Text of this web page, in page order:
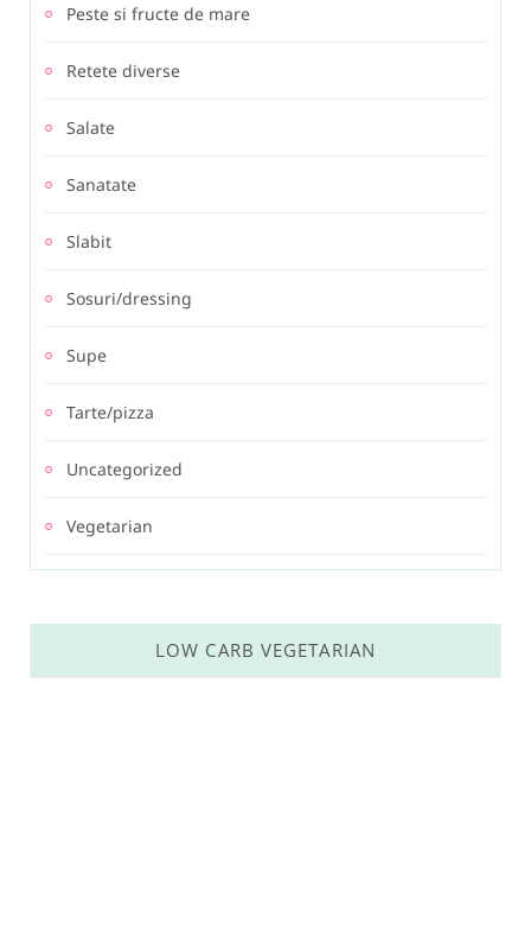
Peste si fructe de mare
Retete diverse
Salate
Sanatate
Slabit
Sosuri/dressing
Supe
Tarte/pizza
Uncategorized
Vegetarian
LOW CARB VEGETARIAN